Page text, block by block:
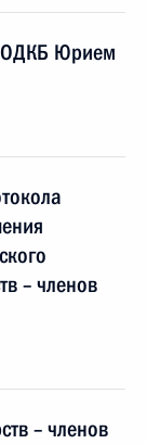
ОДКБ Юрием
– членов
– членов